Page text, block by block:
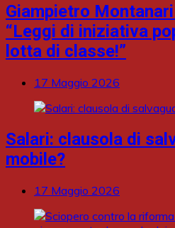
Giampietro
“Leggi di iniziativa
lotta di classe!”
17 Maggio 2026
Salari: clausola di
mobile?
17 Maggio 2026